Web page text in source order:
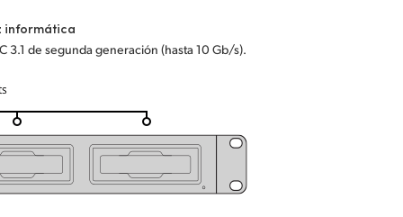
informática
3.1 de segunda generación (hasta 10 Gb/s).